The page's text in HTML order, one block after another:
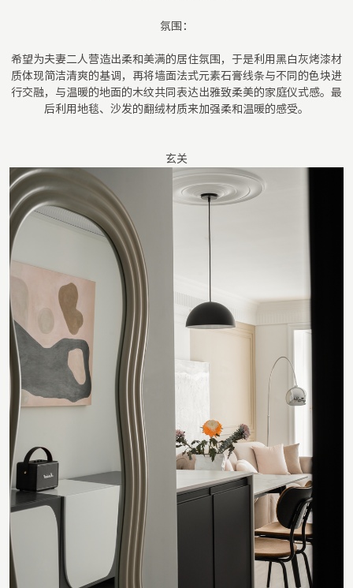
氛围：
希望为夫妻二人营造出柔和美满的居住氛围，于是利用黑白灰烤漆材
质体现简洁清爽的基调，再将墙面法式元素石膏线条与不同的色块进
行交融，与温暖的地面的木纹共同表达出雅致柔美的家庭仪式感。最
后利用地毯、沙发的翻绒材质来加强柔和温暖的感受。
玄关